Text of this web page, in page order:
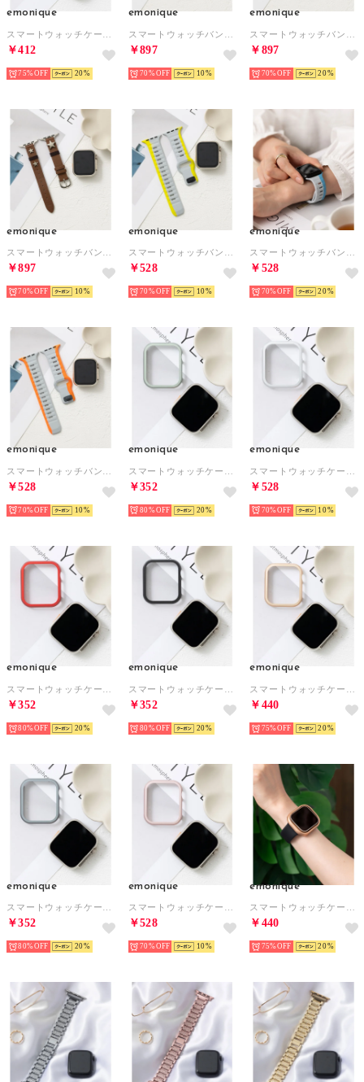
emonique
￥412
75% 20
emonique
￥897
70% 10
emonique
￥897
70% 20
emonique
￥897
70% 10
emonique
￥528
70% 10
emonique
￥528
70% 20
emonique
￥528
70% 10
emonique
￥352
80% 20
emonique
￥528
70% 10
emonique
￥352
80% 20
emonique
￥352
80% 20
emonique
￥440
75% 20
emonique
￥352
80% 20
emonique
￥528
70% 10
emonique
￥440
75% 20